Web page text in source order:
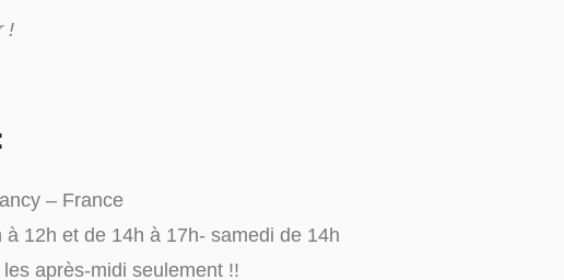
!
– France
12h et de 14h à 17h- samedi de 14h
après-midi seulement !!